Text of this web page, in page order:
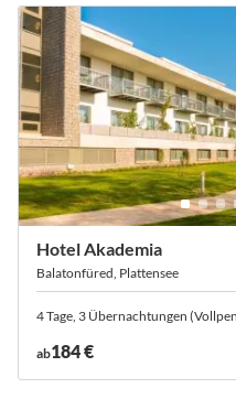
Hotel Akademia
Balatonfüred, Plattensee
4 Tage, 3 Übernachtungen
ab184 €